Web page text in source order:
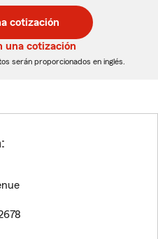
cotización
una cotización
serán proporcionados en inglés.